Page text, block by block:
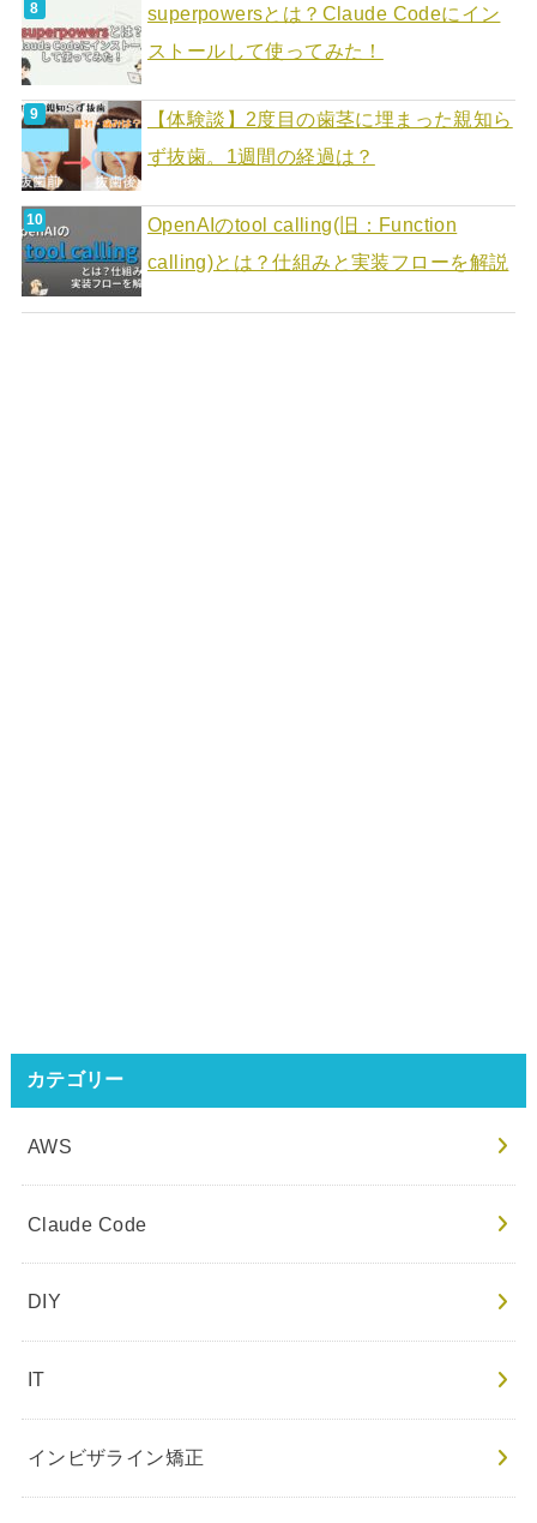
superpowersとは？Claude Codeにイン
ストールして使ってみた！
【体験談】2度目の歯茎に埋まった親知ら
ず抜歯。1週間の経過は？
OpenAIのtool calling(旧：Function
calling)とは？仕組みと実装フローを解説
カテゴリー
AWS
Claude Code
DIY
IT
インビザライン矯正